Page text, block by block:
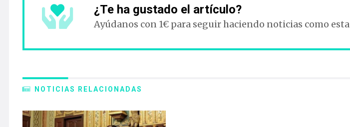
¿Te ha gustado el artículo?
Ayúdanos con 1€ para seguir haciendo noticias como esta
NOTICIAS RELACIONADAS